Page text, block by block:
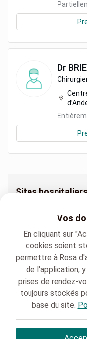
Dr
Sites hospitaliers
Clinique Saint-Luc Bouge
Vos
En cliquant sur
cookies soient
permettre à Rosa
de l'application,
prises de rendez-
toujours stockés
base du site.